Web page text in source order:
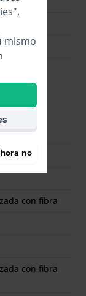
con fibra
con fibra
mismo
no